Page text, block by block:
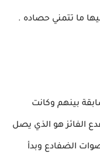
فيها ما تتمني حصاده .
بينهم وكانت
الفائز هو الذي يصل
الضفادع وبدأ